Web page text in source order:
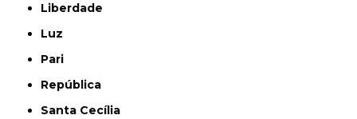
Liberdade
Luz
Pari
República
Santa Cecília